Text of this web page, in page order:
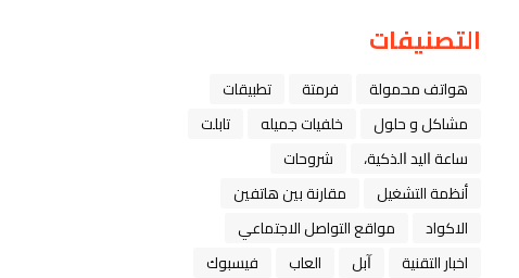
التصنيفات
هواتف محمولة فرمتة
تطبيقات
مشاكل و حلول
خلفيات جميله
تابلت
ﺳﺎﻋﺔ ﺍﻟﻴﺪ ﺍﻟﺬﻛﻴﺔ،
شروحات
أنظمة التشغيل
مقارنة بين هاتفين
الاكواد
مواقع التواصل الاجتماعي
اخبار التقنية
ﺁﺑﻞ العاب
فيسبوك